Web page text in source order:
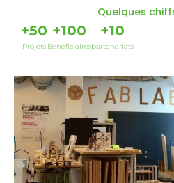
Quelques
Projets
+50
Beneficiaires
+100
partenariats
+10